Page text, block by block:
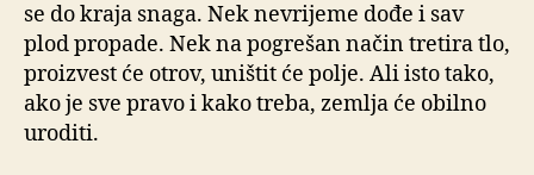
se do kraja snaga. Nek nevrijeme dođe i sav
plod propade. Nek na pogrešan način tretira tlo,
proizvest će otrov, uništit će polje. Ali isto tako,
ako je sve pravo i kako treba, zemlja će obilno
uroditi.